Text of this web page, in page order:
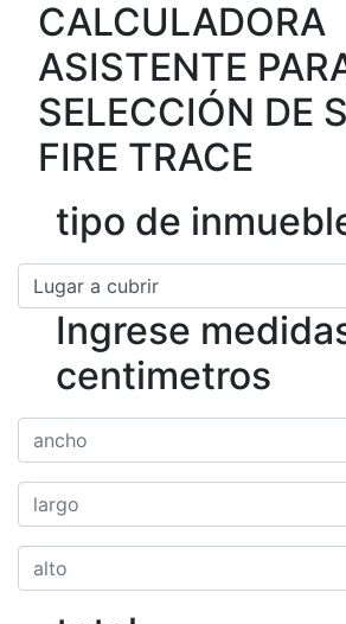
CALCULADORA
ASISTENTE
SELECCIÓN DE
FIRE TRACE
tipo de
Ingrese
centimetros